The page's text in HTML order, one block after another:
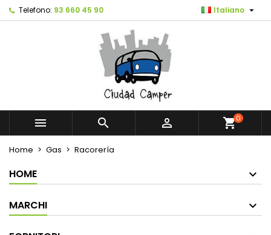
Telefono: 93 660 45 90 Italiano 
   shopping_cart0
Home Gas Racorería
HOME
MARCHI